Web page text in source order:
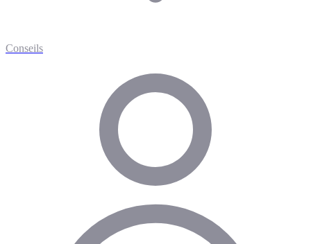
Conseils